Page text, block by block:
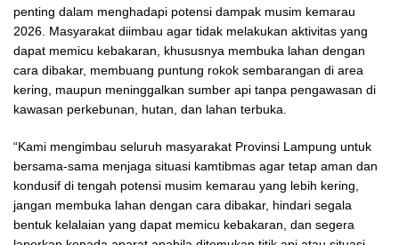
penting dalam menghadapi potensi dampak musim kemarau
2026. Masyarakat diimbau agar tidak melakukan aktivitas yang
dapat memicu kebakaran, khususnya membuka lahan dengan
cara dibakar, membuang puntung rokok sembarangan di area
kering, maupun meninggalkan sumber api tanpa pengawasan di
kawasan perkebunan, hutan, dan lahan terbuka.
“Kami mengimbau seluruh masyarakat Provinsi Lampung untuk
bersama-sama menjaga situasi kamtibmas agar tetap aman dan
kondusif di tengah potensi musim kemarau yang lebih kering,
jangan membuka lahan dengan cara dibakar, hindari segala
bentuk kelalaian yang dapat memicu kebakaran, dan segera